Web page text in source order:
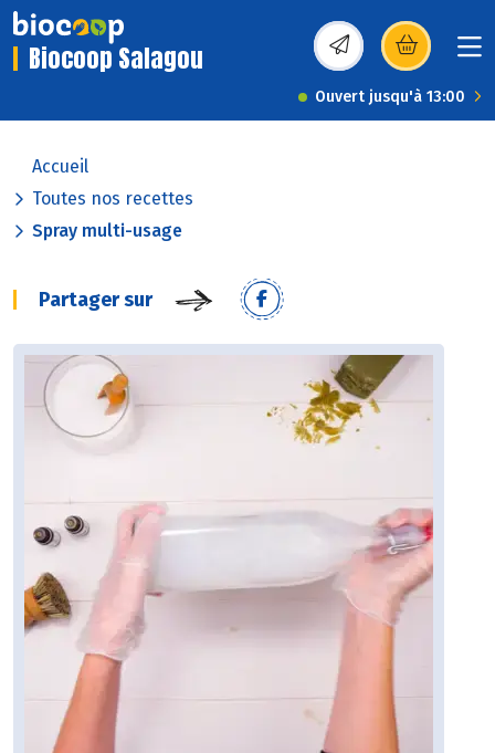
Biocoop Salagou (s’ouvre dans une
Ouvert jusqu'à 13:00
Accueil
Toutes nos recettes
Spray multi-usage
Partager sur